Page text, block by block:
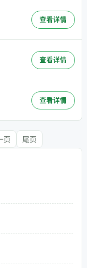
查看详情
查看详情
查看详情
页 尾页